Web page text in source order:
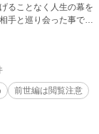
ることなく人生の幕を
手と巡り会った事で、
バカップル(18禁要素
。 ⚠️注意⚠️ ※
の世界観です。 ※全
※気分を害する可能
ます。 お気に入りに
前世編は閲覧注意